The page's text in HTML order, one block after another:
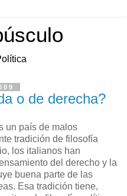
o de derecha?
un país de malos
tradición de filosofía
los italianos han
del derecho y la
buena parte de las
Esa tradición tiene,